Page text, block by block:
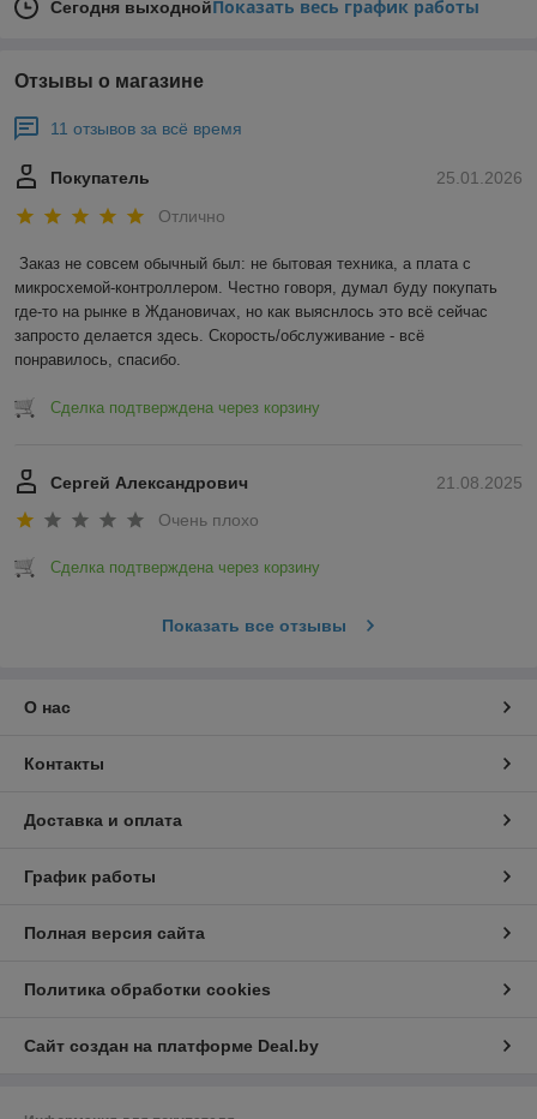
Сегодня выходнойПоказать весь график работы
Отзывы о магазине
11 отзывов за всё время
25.01.2026
Покупатель
Отлично
Заказ не совсем обычный был: не бытовая техника, а плата с
микросхемой-контроллером. Честно говоря, думал буду покупать
где-то на рынке в Ждановичах, но как выяснлось это всё сейчас
запросто делается здесь. Скорость/обслуживание - всё
понравилось, спасибо.
Сделка подтверждена через корзину
21.08.2025
Сергей Александрович
Очень плохо
Сделка подтверждена через корзину
Показать все отзывы
О нас
Контакты
Доставка и оплата
График работы
Полная версия сайта
Политика обработки cookies
Сайт создан на платформе Deal.by